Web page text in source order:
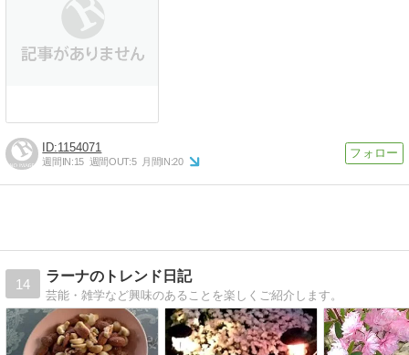
1154071
週間IN:15 週間OUT:5 月間IN:20
14
ラーナのトレンド日記
芸能・雑学など興味のあることを楽しくご紹介します。